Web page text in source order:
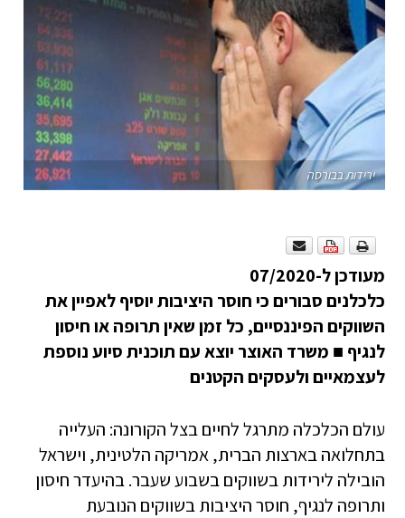
ירידות בבורסה
מעודכן ל-07/2020
כלכלנים סבורים כי חוסר היציבות יוסיף לאפיין את
השווקים הפיננסיים, כל זמן שאין תרופה או חיסון
לנגיף ■ משרד האוצר יוצא עם תוכנית סיוע נוספת
לעצמאיים ולעסקים הקטנים
עולם הכלכלה מתרגל לחיים בצל הקורונה: העלייה
בתחלואה בארצות הברית, אמריקה הלטינית, וישראל
הובילה לירידות בשווקים בשבוע שעבר. בהיעדר חיסון
ותרופה לנגיף, חוסר היציבות בשווקים הנובעת